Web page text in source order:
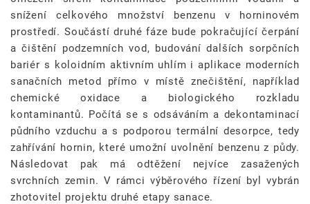
snížení celkového množství benzenu v horninovém
prostředí. Součástí druhé fáze bude pokračující čerpání
a čištění podzemních vod, budování dalších sorpčních
bariér s koloidním aktivním uhlím i aplikace moderních
sanačních metod přímo v místě znečištění, například
chemické oxidace a biologického rozkladu
kontaminantů. Počítá se s odsáváním a dekontaminací
půdního vzduchu a s podporou termální desorpce, tedy
zahřívání hornin, které umožní uvolnění benzenu z půdy.
Následovat pak má odtěžení nejvíce zasažených
svrchních zemin. V rámci výběrového řízení byl vybrán
zhotovitel projektu druhé etapy sanace.